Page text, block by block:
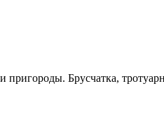
Брусчатка,